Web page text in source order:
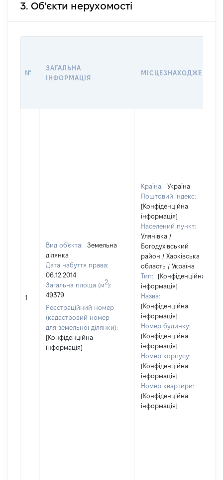
3. Об'єкти нерухомості
№
ЗАГАЛЬНА
ІНФОРМАЦІЯ
МІСЦЕЗНАХОДЖЕННЯ
1
Вид об'єкта:
Земельна
ділянка
Дата набуття права:
06.12.2014
Загальна площа (м2):
49379
Реєстраційний номер
(кадастровий номер
для земельної ділянки):
[Конфіденційна
інформація]
Країна:
Україна
Поштовий індекс:
[Конфіденційна
інформація]
Населений пункт:
Улянівка /
Богодухівський
район / Харківська
область / Україна
Тип:
[Конфіденційна
інформація]
Назва:
[Конфіденційна
інформація]
Номер будинку:
[Конфіденційна
інформація]
Номер корпусу:
[Конфіденційна
інформація]
Номер квартири:
[Конфіденційна
інформація]